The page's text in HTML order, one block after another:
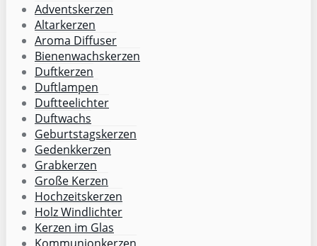
Adventskerzen
Altarkerzen
Aroma Diffuser
Bienenwachskerzen
Duftkerzen
Duftlampen
Duftteelichter
Duftwachs
Geburtstagskerzen
Gedenkkerzen
Grabkerzen
Große Kerzen
Hochzeitskerzen
Holz Windlichter
Kerzen im Glas